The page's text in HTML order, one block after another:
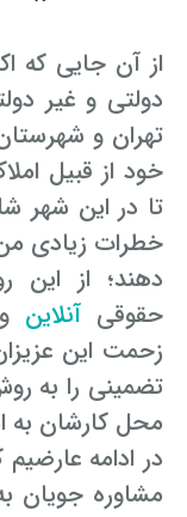
انتشار
مشاوره
مجازات های
مشاوره حقوقی
لواط دانش
مجازات جرم
مشاوره حقوقی
اسید پاشی
اسید پاشی
مشاوره
مشاوره
جرم روزه
اهانت به
اهانت
اسید پاشی
استفاده حمل
مجازات حمل
مشاوره حقوقی
مشاوره
مشاوره حقوقی
مشاوره حقوقی
اعاده دادرسی
اعاده دادرسی
مشاوره رایگان
آموزش طلاق
وکیل مرد
طلاق کی
حکم طلاق ۵ ساعته
همه چیز
اعلام آمادگی
چگونه طلاق
وکیل طلاق
وکیل طلاق در
وکیل طلاق در
وکیل طلاق
وکیل طلاق در
وکیل طلاق
وکیل طلاق
وکیل ماهر
وکیل طلاق
از آن جایی که
دولتی و غیر
تهران و
خود از قبیل
تا در این شهر
خطرات زیادی
دهند؛ از
حقوقی آنلاین و
زحمت این
تضمینی را به
محل کارشان به
در ادامه
مشاوره